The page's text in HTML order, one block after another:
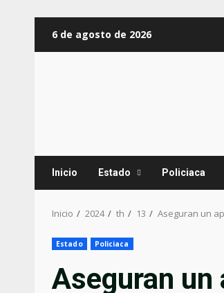
6 de agosto de 2026
Inicio Estado Policiaca
Inicio 2024 th 13 Aseguran un
Estado Policiaca
Aseguran